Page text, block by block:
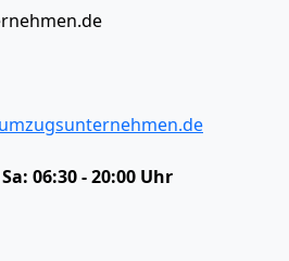
06:30 - 20:00 Uhr